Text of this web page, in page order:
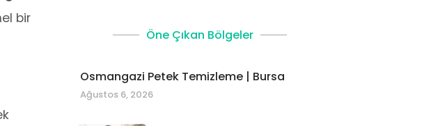
bir
Öne Çıkan Bölgeler
Osmangazi Petek Temizleme | Bursa
Ağustos 6, 2026